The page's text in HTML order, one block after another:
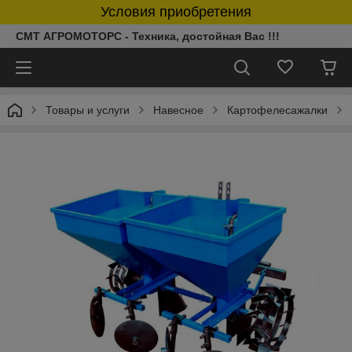
Условия приобретения
СМТ АГРОМОТОРС - Техника, достойная Вас !!!
Товары и услуги Навесное Картофелесажалки